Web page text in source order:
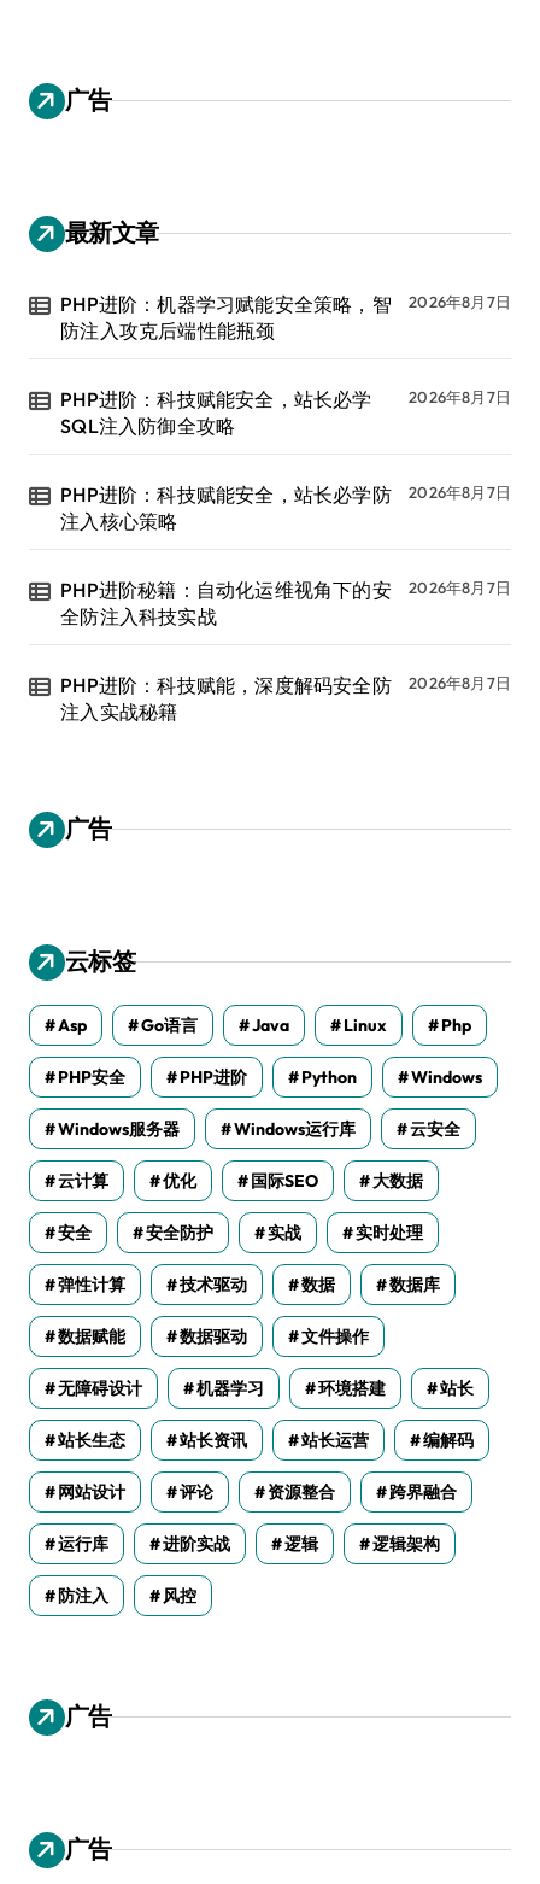
广告
最新文章
PHP进阶：机器学习赋能安全策略，智
防注入攻克后端性能瓶颈
2026年8月7日
PHP进阶：科技赋能安全，站长必学
SQL注入防御全攻略
2026年8月7日
PHP进阶：科技赋能安全，站长必学防
注入核心策略
2026年8月7日
PHP进阶秘籍：自动化运维视角下的安
全防注入科技实战
2026年8月7日
PHP进阶：科技赋能，深度解码安全防
注入实战秘籍
2026年8月7日
广告
云标签
Asp Go语言 Java Linux Php
PHP安全 PHP进阶 Python Windows
Windows服务器 Windows运行库 云安全
云计算 优化 国际SEO 大数据
安全 安全防护 实战 实时处理
弹性计算 技术驱动 数据 数据库
数据赋能 数据驱动 文件操作
无障碍设计 机器学习 环境搭建 站长
站长生态 站长资讯 站长运营 编解码
网站设计 评论 资源整合 跨界融合
运行库 进阶实战 逻辑 逻辑架构
防注入 风控
广告
广告